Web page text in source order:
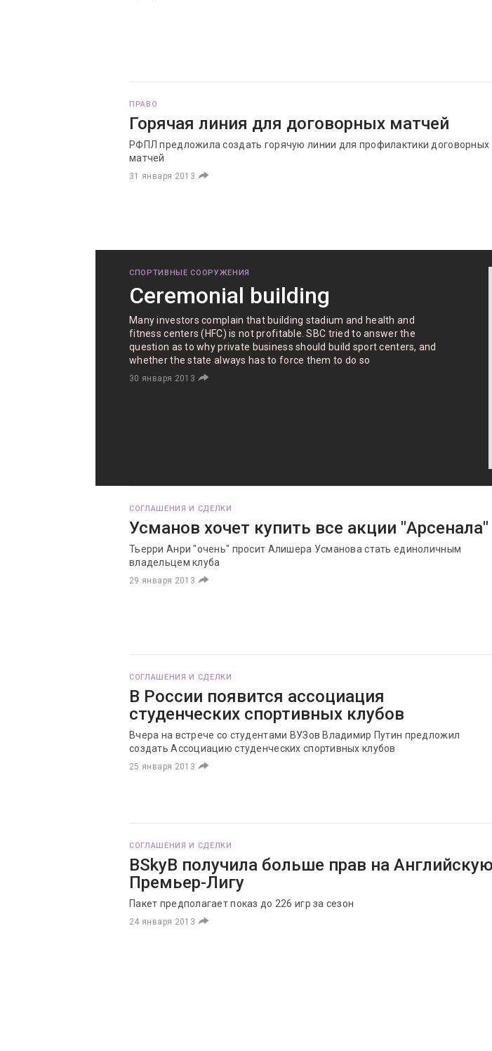
ПРАВО
Горячая линия для договорных матчей
РФПЛ предложила создать горячую линии для профилактики договорных
матчей
31 января 2013
СПОРТИВНЫЕ СООРУЖЕНИЯ
Ceremonial building
Many investors complain that building stadium and health and
fitness centers (HFC) is not profitable. SBС tried to answer the
question as to why private business should build sport centers, and
whether the state always has to force them to do so
30 января 2013
СОГЛАШЕНИЯ И СДЕЛКИ
Усманов хочет купить все акции "Арсенала"
Тьерри Анри "очень" просит Алишера Усманова стать единоличным
владельцем клуба
29 января 2013
СОГЛАШЕНИЯ И СДЕЛКИ
В России появится ассоциация
студенческих спортивных клубов
Вчера на встрече со студентами ВУЗов Владимир Путин предложил
создать Ассоциацию студенческих спортивных клубов
25 января 2013
СОГЛАШЕНИЯ И СДЕЛКИ
BSkyB получила больше прав на Английскую
Премьер-Лигу
Пакет предполагает показ до 226 игр за сезон
24 января 2013